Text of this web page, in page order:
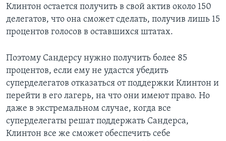
Клинтон остается получить в свой актив около 150
делегатов, что она сможет сделать, получив лишь 15
процентов голосов в оставшихся штатах.
Поэтому Сандерсу нужно получить более 85
процентов, если ему не удастся убедить
суперделегатов отказаться от поддержки Клинтон и
перейти в его лагерь, на что они имеют право. Но
даже в экстремальном случае, когда все
суперделегаты решат поддержать Сандерса,
Клинтон все же сможет обеспечить себе